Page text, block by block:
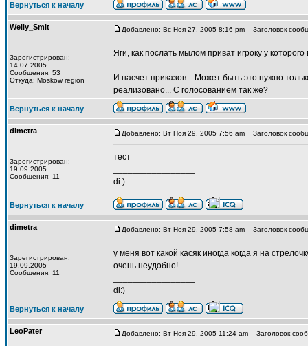
Вернуться к началу
Welly_Smit
Зарегистрирован:
14.07.2005
Сообщения: 53
Откуда: Moskow region
Добавлено: Вс Ноя 27, 2005 8:16 pm Заголовок
Яги, как послать мылом приват игроку у
И насчет приказов... Может быть это нужно
реализовано... С голосованием так же?
Вернуться к началу
dimetra
Зарегистрирован:
19.09.2005
Сообщения: 11
Добавлено: Вт Ноя 29, 2005 7:56 am Заголовок
тест
di:)
Вернуться к началу
dimetra
Зарегистрирован:
19.09.2005
Сообщения: 11
Добавлено: Вт Ноя 29, 2005 7:58 am Заголовок
у меня вот какой касяк иногда когда я на
очень неудобно!
di:)
Вернуться к началу
LeoPater Добавлено: Вт Ноя 29, 2005 11:24 am Заголовок